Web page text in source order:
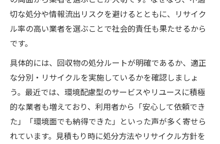
切な処分や情報流出リスクを避けるとともに、リサイク
ル率の高い業者を選ぶことで社会的責任も果たせるから
です。
具体的には、回収物の処分ルートが明確であるか、適正
な分別・リサイクルを実施しているかを確認しましょ
う。最近では、環境配慮型のサービスやリユースに積極
的な業者も増えており、利用者から「安心して依頼でき
た」「環境面でも納得できた」といった声が多く寄せら
れています。見積もり時に処分方法やリサイクル方針を